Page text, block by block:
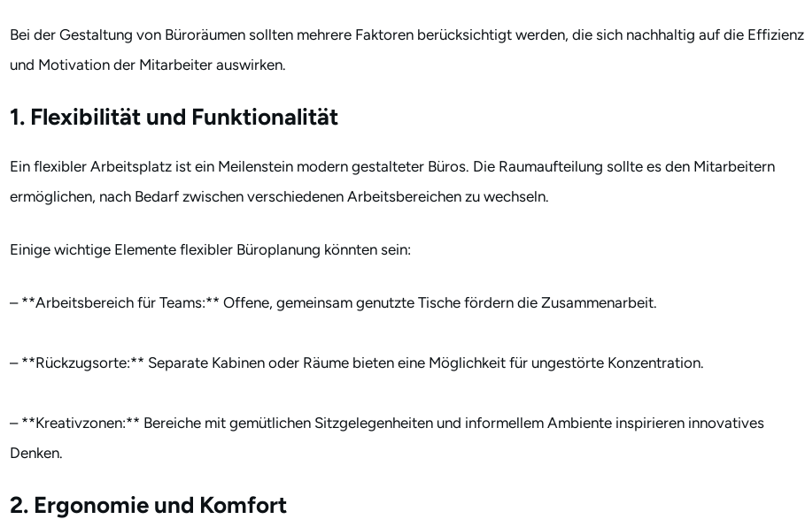
Bei der Gestaltung von Büroräumen sollten mehrere Faktoren berücksichtigt werden, die sich nachhaltig auf die Effizienz
und Motivation der Mitarbeiter auswirken.
1. Flexibilität und Funktionalität
Ein flexibler Arbeitsplatz ist ein Meilenstein modern gestalteter Büros. Die Raumaufteilung sollte es den Mitarbeitern
ermöglichen, nach Bedarf zwischen verschiedenen Arbeitsbereichen zu wechseln.
Einige wichtige Elemente flexibler Büroplanung könnten sein:
– **Arbeitsbereich für Teams:** Offene, gemeinsam genutzte Tische fördern die Zusammenarbeit.
– **Rückzugsorte:** Separate Kabinen oder Räume bieten eine Möglichkeit für ungestörte Konzentration.
– **Kreativzonen:** Bereiche mit gemütlichen Sitzgelegenheiten und informellem Ambiente inspirieren innovatives
Denken.
2. Ergonomie und Komfort